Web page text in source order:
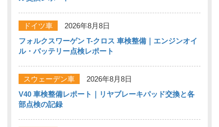
ドイツ車
2026年8月8日
フォルクスワーゲン T-クロス 車検整備｜エンジンオイ
ル・バッテリー点検レポート
スウェーデン車
2026年8月8日
V40 車検整備レポート｜リヤブレーキパッド交換と各
部点検の記録